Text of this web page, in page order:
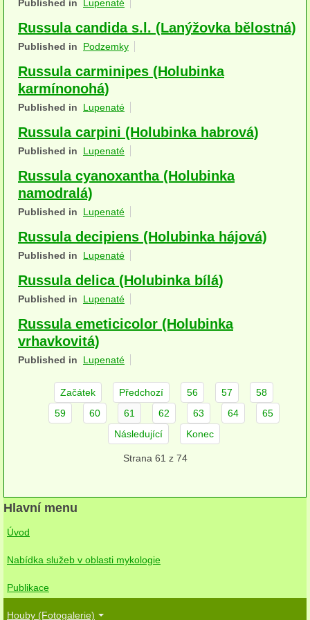
podle typu plodnic
Apothecia
na dřevě
mykorhizni
terestrické saprotrofní
fungikolní
šišky, plody, květy
koprofilní
muscikolni
herbikolní-dvouděložné
herbikolní-jednoděložné
herbikolní-kapraďorosty
Perithecia stromatická
Perithecia nestromatická
Kornacovité
Choroše
Published in Lupenaté
Russula candida s.l. (Lanýžovka bělostná)
Published in Podzemky
Russula carminipes (Holubinka
karmínonohá)
Published in Lupenaté
Russula carpini (Holubinka habrová)
Published in Lupenaté
Russula cyanoxantha (Holubinka
namodralá)
Published in Lupenaté
Russula decipiens (Holubinka hájová)
Published in Lupenaté
Russula delica (Holubinka bílá)
Published in Lupenaté
Russula emeticicolor (Holubinka
vrhavkovitá)
Published in Lupenaté
Začátek Předchozí 56 57
58
59
60 61 62 63 64
65
Následující
Konec
Strana 61 z 74
Hlavní menu
Úvod
Nabídka služeb v oblasti mykologie
Publikace
Houby (Fotogalerie)